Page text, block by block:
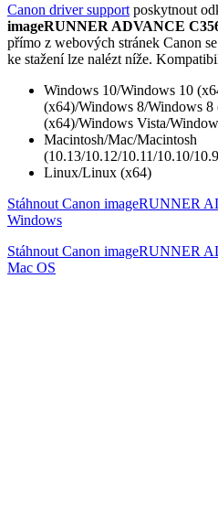
Canon driver support poskytnout
imageRUNNER ADVANCE
přímo z webových stránek Canon
ke stažení lze nalézt níže.
Windows 10/Windows 10
(x64)/Windows 8/Windows
(x64)/Windows Vista/
Macintosh/Mac/Macintosh
(10.13/10.12/10.11/10.10/
Linux/Linux (x64)
Stáhnout Canon imageRUNNER
Windows
Stáhnout Canon imageRUNNER
Mac OS